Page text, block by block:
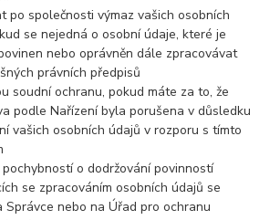
po společnosti výmaz vašich osobních
se nejedná o osobní údaje, které je
nebo oprávněn dále zpracovávat
právních předpisů
soudní ochranu, pokud máte za to, že
podle Nařízení byla porušena v důsledku
vašich osobních údajů v rozporu s tímto
o dodržování povinností
se zpracováním osobních údajů se
Správce nebo na Úřad pro ochranu